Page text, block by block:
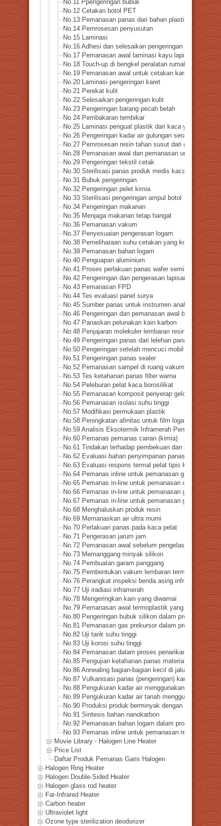
No.11 Ppengeringan bubuk
No.12 Cetakan botol PET
No.13 Pemanasan panas dari bahan plastik
No.14 Pemrosesan penyusutan
No.15 Laminasi
No.16 Adhesi dan selesaikan pengeringan kayu lapis
No.17 Pemanasan awal laminasi kayu lapis
No.18 Touch-up di bengkel peralatan rumah tangga
No.19 Pemanasan awal untuk cetakan karet
No.20 Laminasi pengeringan karet
No.21 Perekat kulit
No.22 Selesaikan pengeringan kulit
No.23 Pengeringan barang pecah belah
No.24 Pembakaran tembikar
No.25 Laminasi penguat plastik dari kaca yang
No.26 Pengeringan kadar air gulungan serat
No.27 Pemrosesan resin tahan susut dari gulungan
No.28 Pemanasan awal dan pemanasan untuk
No.29 Pengeringan tekstil cetak
No.30 Sterilisasi panas produk medis kaca
No.31 Bubuk pengeringan
No.32 Pengeringan pelet kimia
No.33 Sterilisasi pengeringan ampul botol
No.34 Pengeringan makanan
No.35 Menjaga makanan tetap hangat
No.36 Pemanasan vakum
No.37 Penyesuaian pengerasan logam
No.38 Pemeliharaan suhu cetakan yang konstan
No.39 Pemanasan bahan logam
No.40 Penguapan aluminium
No.41 Proses perlakuan panas wafer semikonduktor
No.42 Pengeringan dan pengerasan lapisan kawat
No.43 Pemanasan FPD
No.44 Tes evaluasi panel surya
No.45 Sumber panas untuk instrumen analitis
No.46 Pengeringan dan pemanasan awal bubuk logam
No.47 Panaskan pelunakan kain karbon
No.48 Penjajaran molekuler lembaran resin
No.49 Pengeringan panas dari lelehan panas
No.50 Pengeringan setelah mencuci mobil
No.51 Pengeringan panas sealer
No.52 Pemanasan sampel di ruang vakum
No.53 Tes ketahanan panas filter warna
No.54 Peleburan pelat kaca borosilikat
No.55 Pemanasan komposit penyerap gelombang
No.56 Pemanasan isolasi suhu tinggi
No.57 Modifikasi permukaan plastik
No.58 Peningkatan afinitas untuk film logam tipis
No.59 Analisis Eksotermik Inframerah Penguncian –
No.60 Pemanas pemanas cairan (kimia)
No.61 Tindakan terhadap pembekuan dan
No.62 Evaluasi bahan penyimpanan panas logam
No.63 Evaluasi respons termal pelat tipis keramik
No.64 Pemanas inline untuk pemanasan gas amonia
No.65 Pemanas in-line untuk pemanasan cair amonia
No.66 Pemanas in-line untuk pemanasan gas hidrogen
No.67 Pemanas in-line untuk pemanasan gas
No.68 Menghaluskan produk resin
No.69 Memanaskan air ultra murni
No.70 Perlakuan panas pada kaca pelat
No.71 Pengerasan jarum jam
No.72 Pemanasan awal sebelum pengelasan
No.73 Memanggang minyak silikon
No.74 Pembuatan garam panggang
No.75 Pembentukan vakum lembaran termoplastik
No.76 Perangkat inspeksi benda asing inframerah
No.77 Uji iradiasi inframerah
No.78 Mengeringkan kain yang diwarnai
No.79 Pemanasan awal termoplastik yang diperkuat
No.80 Pengeringan bubuk silikon dalam proses daur
No.81 Pemanasan gas prekursor dalam proses
No.82 Uji tarik suhu tinggi
No.83 Uji korosi suhu tinggi
No.84 Pemanasan dalam proses penarikan kawat
No.85 Pengujian ketahanan panas material di industri
No.86 Annealing bagian-bagian kecil di jalur produksi
No.87 Vulkanisasi panas (pengeringan) karet silikon
No.88 Pengukuran kadar air menggunakan sinar infra
No.89 Pengukuran kadar air tanah menggunakan
No.90 Produksi produk berminyak dengan pirolisis
No.91 Sintesis bahan nanokarbon
No.92 Pemanasan bahan logam dalam proses powder
No.93 Pemanas inline untuk pemanasan reaksi
Movie Library - Halogen Line Heater
Price List
Daftar Produk Pemanas Garis Halogen
Halogen Ring Heater
Halogen Double-Sided Heater
Halogen glass rod heater
Far-Infrared Heater
Carbon heater
Ultraviolet light
Ozone type sterilization deodorizer